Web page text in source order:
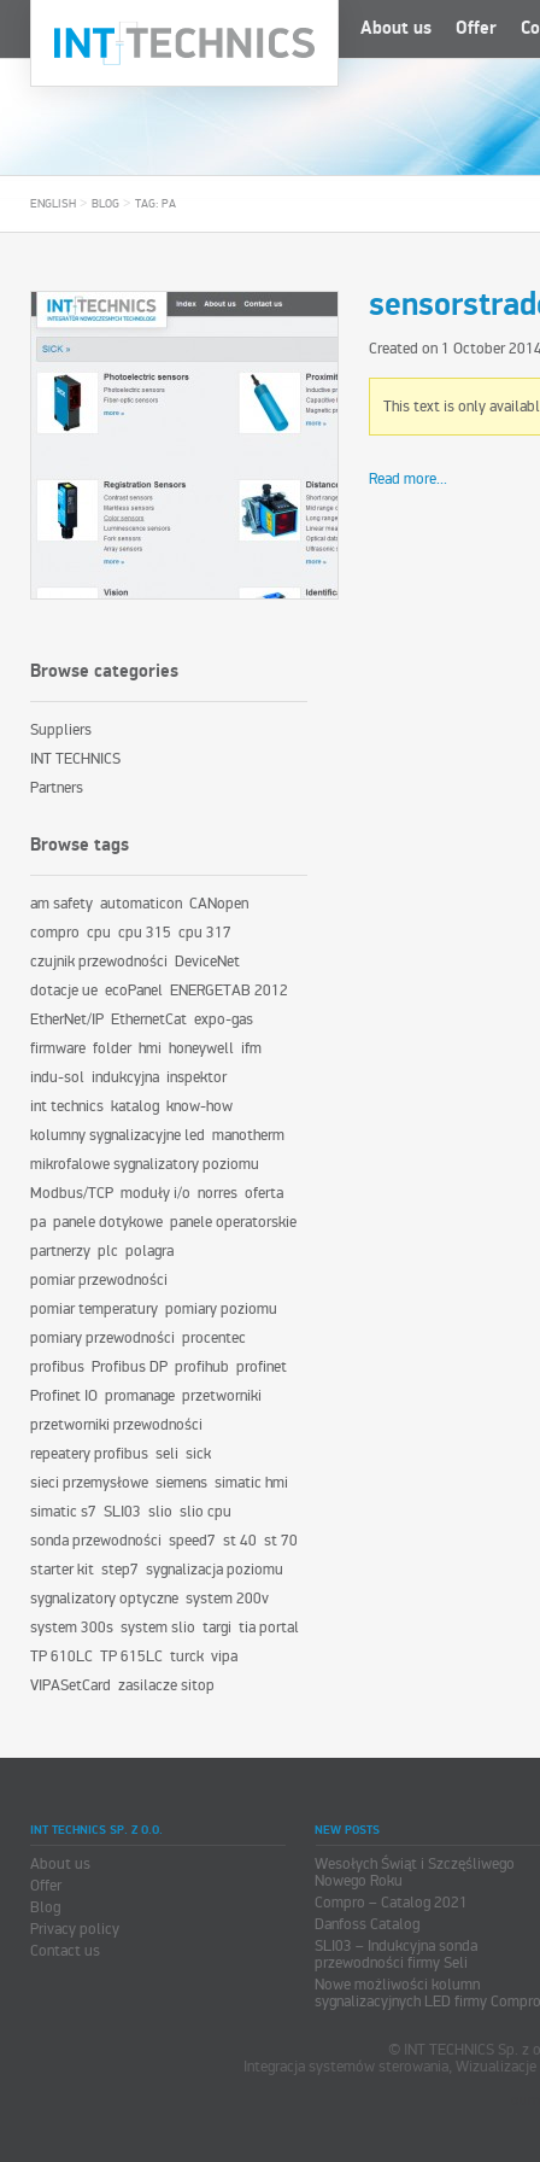
About us Offer
ENGLISH > BLOG > TAG: PA
Created on 1 October
This text is only
Read more...
Browse categories
Suppliers
INT TECHNICS
Partners
Browse tags
am safety automaticon CANopen
compro cpu cpu 315 cpu 317
czujnik przewodności DeviceNet
dotacje ue ecoPanel ENERGETAB 2012
EtherNet/IP EthernetCat expo-gas
firmware folder hmi honeywell ifm
indu-sol indukcyjna inspektor
int technics katalog know-how
kolumny sygnalizacyjne led manotherm
mikrofalowe sygnalizatory poziomu
Modbus/TCP moduły i/o norres oferta
pa panele dotykowe panele operatorskie
partnerzy plc polagra
pomiar przewodności
pomiar temperatury pomiary poziomu
pomiary przewodności procentec
profibus Profibus DP profihub profinet
Profinet IO promanage przetworniki
przetworniki przewodności
repeatery profibus seli sick
sieci przemysłowe siemens simatic hmi
simatic s7 SLI03 slio slio cpu
sonda przewodności speed7 st 40 st 70
starter kit step7 sygnalizacja poziomu
sygnalizatory optyczne system 200v
system 300s system slio targi tia portal
TP 610LC TP 615LC turck vipa
VIPASetCard zasilacze sitop
INT TECHNICS SP. Z O.O.
About us
Offer
Blog
Privacy policy
Contact us
NEW POSTS
Wesołych Świąt i Szczęśliwego
Nowego Roku
Compro – Catalog 2021
Danfoss Catalog
SLI03 – Indukcyjna sonda
przewodności firmy Seli
Nowe możliwości kolumn
sygnalizacyjnych LED firmy
© INT TECHNICS Sp.
Integracja systemów sterowania,